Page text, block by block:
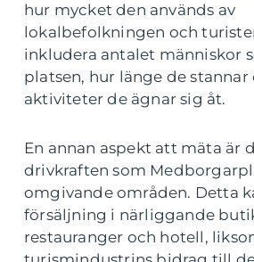
hur mycket den används av
lokalbefolkningen och
inkludera antalet människor
platsen, hur länge de stannar
aktiviteter de ägnar sig åt.
En annan aspekt att mäta är
drivkraften som
omgivande områden. Detta
försäljning i närliggande
restauranger och hotell,